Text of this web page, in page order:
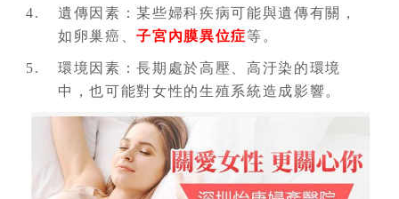
遺傳因素：某些婦科疾病可能與遺傳有關，
如卵巢癌、子宮內膜異位症等。
環境因素：長期處於高壓、高汙染的環境
中，也可能對女性的生殖系統造成影響。